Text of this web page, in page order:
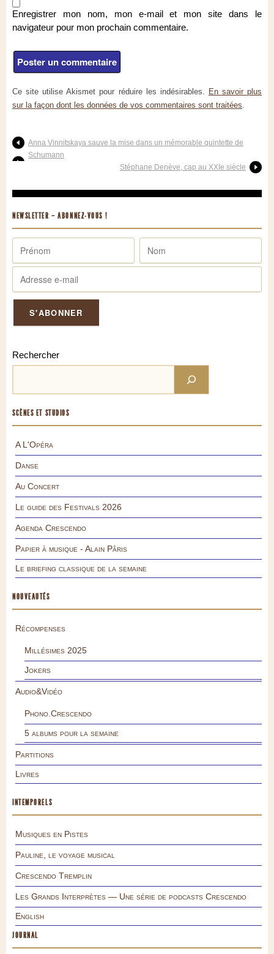
Enregistrer mon nom, mon e-mail et mon site dans le
navigateur pour mon prochain commentaire.
Ce site utilise Akismet pour réduire les indésirables. En savoir plus
sur la façon dont les données de vos commentaires sont traitées
Anna Vinnitskaya sauve la mise dans un mémorable quintette de
Schumann
Stéphane Denève, cap au XXIe siècle
NEWSLETTER – ABONNEZ-VOUS !
Rechercher
SCÈNES ET STUDIOS
A L'Opéra
Danse
Au Concert
Le guide des Festivals 2026
Agenda Crescendo
Papier à musique - Alain Pâris
Le briefing classique de la semaine
NOUVEAUTÉS
Récompenses
Millésimes 2025
Jokers
Audio&Vidéo
Phono.Crescendo
5 albums pour la semaine
Partitions
Livres
INTEMPORELS
Musiques en Pistes
Pauline, le voyage musical
Crescendo Tremplin
Les Grands Interprètes — Une série de podcasts Crescendo
English
JOURNAL